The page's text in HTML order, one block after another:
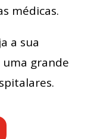
médicas.
a sua
uma grande